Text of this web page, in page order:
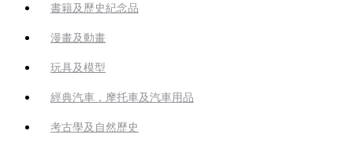
書籍及歷史紀念品
漫畫及動畫
玩具及模型
經典汽車，摩托車及汽車用品
考古學及自然歷史